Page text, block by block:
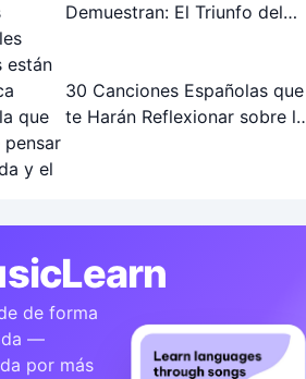
Demuestran: El Triunfo del
30 Canciones Españolas que
te Harán Reflexionar sobre la
de forma
—
por más